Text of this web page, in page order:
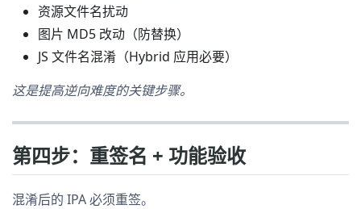
资源文件名扰动
图片 MD5 改动（防替换）
JS 文件名混淆（Hybrid 应用必要）
这是提高逆向难度的关键步骤。
第四步：重签名 + 功能验收
混淆后的 IPA 必须重签。